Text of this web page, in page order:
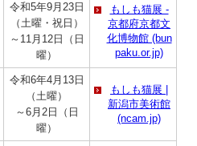
令和5年9月23日
（土曜・祝日）
～11月12日（日
曜）
もしも猫展 -
京都府京都文
化博物館 (bun
paku.or.jp)
令和6年4月13日
（土曜）
～6月2日（日
曜）
もしも猫展 |
新潟市美術館
(ncam.jp)